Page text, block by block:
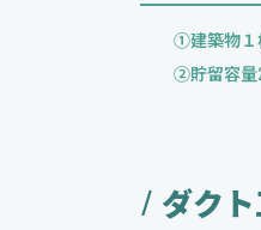
①建築物１
②貯留容量
/ ダク